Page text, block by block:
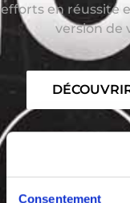
Consentement
efforts en réussite
version de